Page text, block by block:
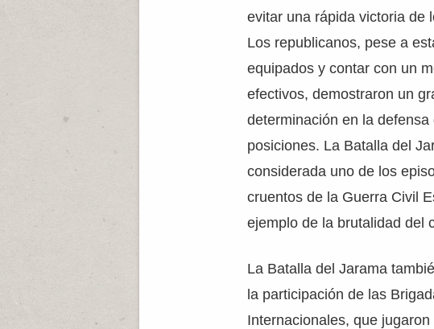
evitar una rápida victoria de
Los republicanos, pese a
equipados y contar con un
efectivos, demostraron un
determinación en la defensa
posiciones. La Batalla del
considerada uno de los
cruentos de la Guerra Civil
ejemplo de la brutalidad del
La Batalla del Jarama
la participación de las
Internacionales, que jugaron